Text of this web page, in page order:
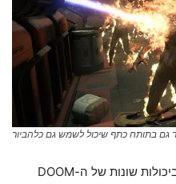
מלבד הנשקים, תוכלו להשקיע גם ביכולות שונות של ה-DOOM